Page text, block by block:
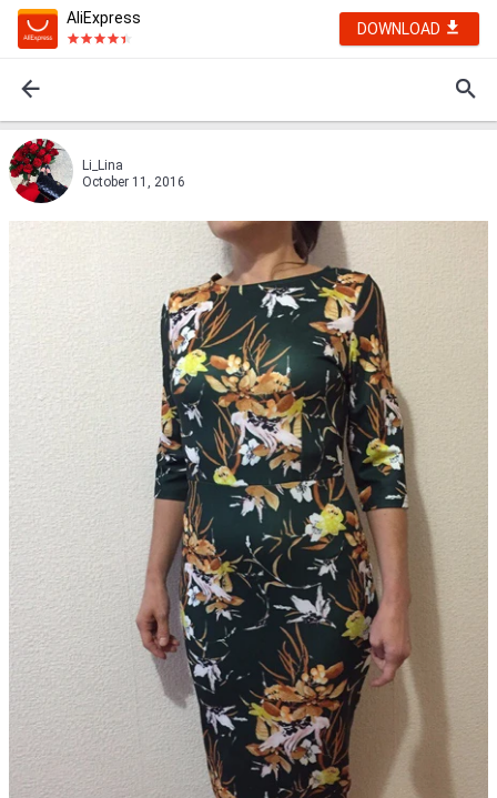
AliExpress
DOWNLOAD
Li_Lina
October 11, 2016